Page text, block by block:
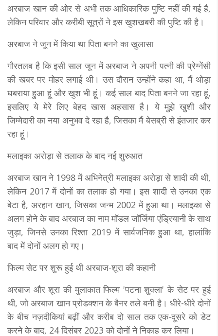
अरबाज खान की ओर से अभी तक आधिकारिक पुष्टि नहीं की गई है,
लेकिन परिवार और करीबी सूत्रों ने इस खुशखबरी की पुष्टि की है।
अरबाज ने जून में किया था पिता बनने का खुलासा
गौरतलब है कि इसी साल जून में अरबाज ने अपनी पत्नी की प्रेग्नेंसी
की खबर पर मोहर लगाई थी। उस दौरान उन्होंने कहा था, मैं थोड़ा
घबराया हुआ हूं और खुश भी हूं। कई साल बाद पिता बनने जा रहा हूं,
इसलिए ये मेरे लिए बेहद खास अहसास है। ये मुझे खुशी और
जिम्मेदारी का नया अनुभव दे रहा है, जिसका मैं बेसब्री से इंतजार कर
रहा हूं।
मलाइका अरोड़ा से तलाक के बाद नई शुरुआत
अरबाज खान ने 1998 में अभिनेत्री मलाइका अरोड़ा से शादी की थी,
लेकिन 2017 में दोनों का तलाक हो गया। इस शादी से उनका एक
बेटा है, अरहान खान, जिसका जन्म 2002 में हुआ था। मलाइका से
अलग होने के बाद अरबाज का नाम मॉडल जॉर्जिया एंड्रियानी के साथ
जुड़ा, जिनसे उनका रिश्ता 2019 में सार्वजनिक हुआ था, हालांकि
बाद में दोनों अलग हो गए।
फिल्म सेट पर शुरू हुई थी अरबाज-शूरा की कहानी
अरबाज और शूरा की मुलाकात फिल्म 'पटना शुक्ला' के सेट पर हुई
थी, जो अरबाज खान प्रोडक्शन के बैनर तले बनी है। धीरे-धीरे दोनों
के बीच नज़दीकियां बढ़ीं और करीब दो साल तक एक-दूसरे को डेट
करने के बाद, 24 दिसंबर 2023 को दोनों ने निकाह कर लिया।